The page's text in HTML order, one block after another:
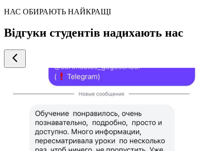
НАС ОБИРАЮТЬ НАЙКРАЩІ
Відгуки студентів надихають нас